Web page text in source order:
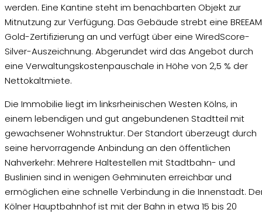
werden. Eine Kantine steht im benachbarten Objekt zur
Mitnutzung zur Verfügung. Das Gebäude strebt eine
Gold-Zertifizierung an und verfügt über eine WiredScore-
Silver-Auszeichnung. Abgerundet wird das Angebot durch
eine Verwaltungskostenpauschale in Höhe von 2,5 % der
Nettokaltmiete.
Die Immobilie liegt im linksrheinischen Westen Kölns, in
einem lebendigen und gut angebundenen Stadtteil mit
gewachsener Wohnstruktur. Der Standort überzeugt durch
seine hervorragende Anbindung an den öffentlichen
Nahverkehr: Mehrere Haltestellen mit Stadtbahn- und
Buslinien sind in wenigen Gehminuten erreichbar und
ermöglichen eine schnelle Verbindung in die Innenstadt.
Kölner Hauptbahnhof ist mit der Bahn in etwa 15 bis 20